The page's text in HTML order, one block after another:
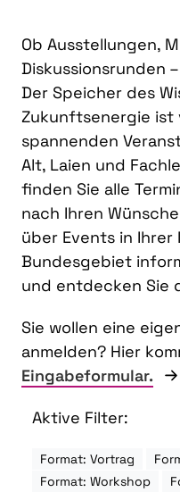
Ob Ausstellungen,
Diskussionsrunden
Der Speicher des
Zukunftsenergie ist
spannenden
Alt, Laien und
finden Sie alle
nach Ihren
über Events in Ihrer
Bundesgebiet
und entdecken Sie
Sie wollen eine
anmelden? Hier
Eingabeformular.
Aktive Filter:
Format: Vortrag
Format: Workshop